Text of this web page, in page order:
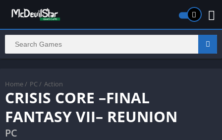
Home / PC / Action
CRISIS CORE –FINAL
FANTASY VII– REUNION
PC